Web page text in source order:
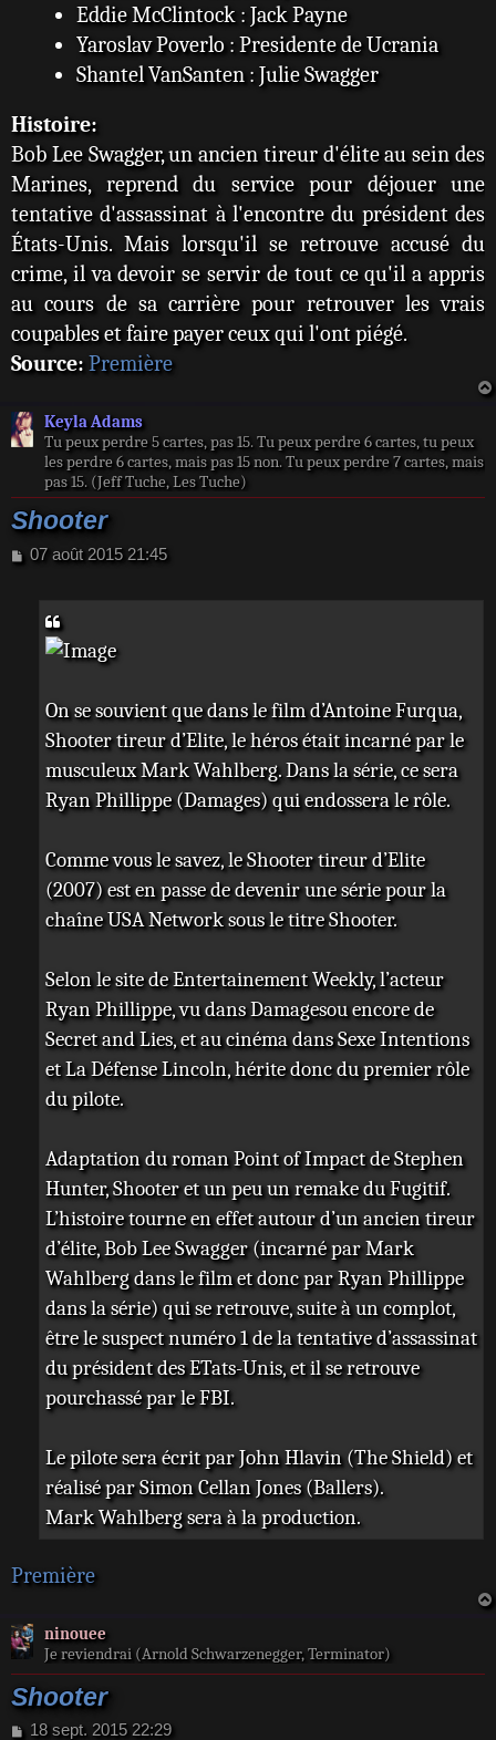
Eddie McClintock : Jack Payne
Yaroslav Poverlo : Presidente de Ucrania
Shantel VanSanten : Julie Swagger
Histoire:
Bob Lee Swagger, un ancien tireur d'élite au sein des
Marines, reprend du service pour déjouer une
tentative d'assassinat à l'encontre du président des
États-Unis. Mais lorsqu'il se retrouve accusé du
crime, il va devoir se servir de tout ce qu'il a appris
au cours de sa carrière pour retrouver les vrais
coupables et faire payer ceux qui l'ont piégé.
Source: Première
Keyla Adams
Tu peux perdre 5 cartes, pas 15. Tu peux perdre 6 cartes, tu peux
les perdre 6 cartes, mais pas 15 non. Tu peux perdre 7 cartes, mais
pas 15. (Jeff Tuche, Les Tuche)
Shooter
M
07 août 2015 21:45
On se souvient que dans le film d’Antoine Furqua,
Shooter tireur d’Elite, le héros était incarné par le
musculeux Mark Wahlberg. Dans la série, ce sera
Ryan Phillippe (Damages) qui endossera le rôle.
Comme vous le savez, le Shooter tireur d’Elite
(2007) est en passe de devenir une série pour la
chaîne USA Network sous le titre Shooter.
Selon le site de Entertainement Weekly, l’acteur
Ryan Phillippe, vu dans Damagesou encore de
Secret and Lies, et au cinéma dans Sexe Intentions
et La Défense Lincoln, hérite donc du premier rôle
du pilote.
Adaptation du roman Point of Impact de Stephen
Hunter, Shooter et un peu un remake du Fugitif.
L’histoire tourne en effet autour d’un ancien tireur
d’élite, Bob Lee Swagger (incarné par Mark
Wahlberg dans le film et donc par Ryan Phillippe
dans la série) qui se retrouve, suite à un complot,
être le suspect numéro 1 de la tentative d’assassinat
du président des ETats-Unis, et il se retrouve
pourchassé par le FBI.
Le pilote sera écrit par John Hlavin (The Shield) et
réalisé par Simon Cellan Jones (Ballers).
Mark Wahlberg sera à la production.
Première
ninouee
Je reviendrai (Arnold Schwarzenegger, Terminator)
Shooter
M18 sept. 2015 22:29